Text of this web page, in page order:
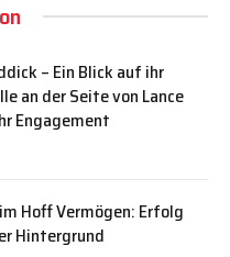
– Ein Blick auf ihr
an der Seite von Lance
Engagement
Hoff Vermögen: Erfolg
Hintergrund